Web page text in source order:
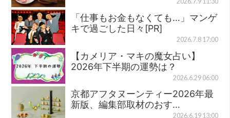
「仕事もお金もなくても…」マンゲ
キで過ごした日々[PR]
2026.7.8 17:00
【カメリア・マキの魔女占い】
2026年下半期の運勢は？
2026.6.29 06:00
京都アフタヌーンティー2026年最
新版、編集部取材のおす…
2026.6.19 13:00